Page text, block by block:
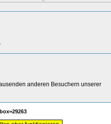
anderen Besuchern unserer